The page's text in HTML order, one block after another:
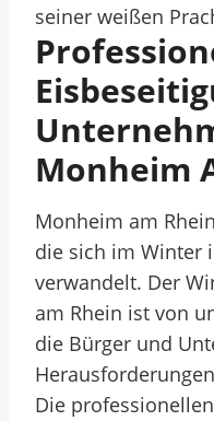
seiner weißen
Monheim
Monheim am
die sich im Winter
verwandelt. Der
am Rhein ist von
die Bürger und
Die